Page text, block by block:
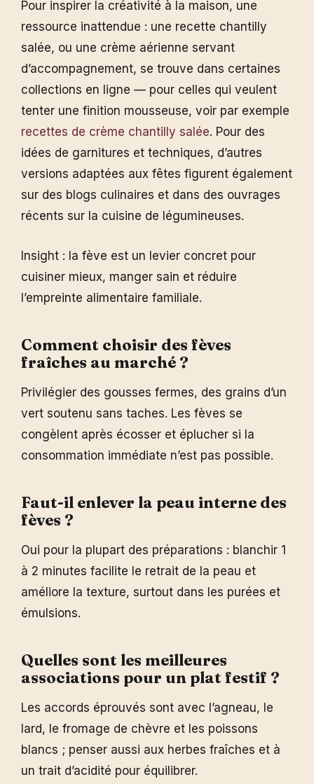
Pour inspirer la créativité à la maison, une
ressource inattendue : une recette chantilly
salée, ou une crème aérienne servant
d’accompagnement, se trouve dans certaines
collections en ligne — pour celles qui veulent
tenter une finition mousseuse, voir par exemple
recettes de crème chantilly salée. Pour des
idées de garnitures et techniques, d’autres
versions adaptées aux fêtes figurent également
sur des blogs culinaires et dans des ouvrages
récents sur la cuisine de légumineuses.
Insight : la fève est un levier concret pour
cuisiner mieux, manger sain et réduire
l’empreinte alimentaire familiale.
Comment choisir des fèves
fraîches au marché ?
Privilégier des gousses fermes, des grains d’un
vert soutenu sans taches. Les fèves se
congèlent après écosser et éplucher si la
consommation immédiate n’est pas possible.
Faut-il enlever la peau interne des
fèves ?
Oui pour la plupart des préparations : blanchir 1
à 2 minutes facilite le retrait de la peau et
améliore la texture, surtout dans les purées et
émulsions.
Quelles sont les meilleures
associations pour un plat festif ?
Les accords éprouvés sont avec l’agneau, le
lard, le fromage de chèvre et les poissons
blancs ; penser aussi aux herbes fraîches et à
un trait d’acidité pour équilibrer.